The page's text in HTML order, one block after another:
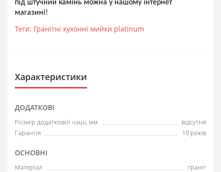
під штучний камінь можна у нашому інтернет
магазині!
Теги: Гранітні кухонні мийки platinum
Характеристики
ДОДАТКОВІ
Розмір додаткової чаші, мм
відсутня
Гарантія
10 років
ОСНОВНІ
Матеріал
граніт